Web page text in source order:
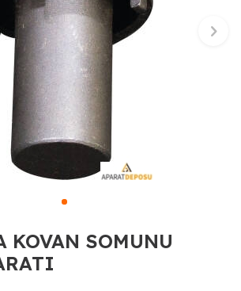
KOVAN SOMUNU